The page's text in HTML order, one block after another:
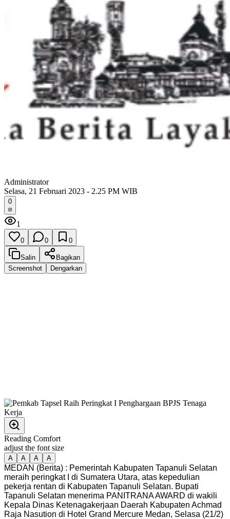
Administrator
Selasa, 21 Februari 2023 - 2.25 PM WIB
0
1
0 0 0
Salin
Bagikan
Screenshot
Dengarkan
Reading Comfort
adjust the font size
A A A A
MEDAN (Berita) : Pemerintah Kabupaten Tapanuli Selatan
meraih peringkat I di Sumatera Utara, atas kepedulian
pekerja rentan di Kabupaten Tapanuli Selatan. Bupati
Tapanuli Selatan menerima PANITRANA AWARD di wakili
Kepala Dinas Ketenagakerjaan Daerah Kabupaten Achmad
Raja Nasution di Hotel Grand Mercure Medan, Selasa (21/2)